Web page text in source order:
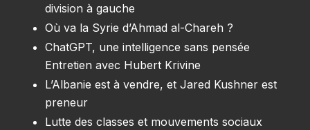
division à gauche
Où va la Syrie d’Ahmad al-Chareh ?
ChatGPT, une intelligence sans pensée
Entretien avec Hubert Krivine
L’Albanie est à vendre, et Jared Kushner est
preneur
Lutte des classes et mouvements sociaux